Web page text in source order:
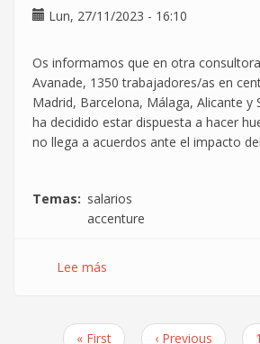
MWC
Avilés
Lun, 27/11/2023 - 16:10
Os informamos que en otra
Avanade, 1350 trabajadores/as en
Madrid, Barcelona, Málaga, Alicante y
ha decidido estar dispuesta a hacer
no llega a acuerdos ante el impacto
Temas
salarios
accenture
Lee más
las
Primera
« First
Página
‹ Previous 1